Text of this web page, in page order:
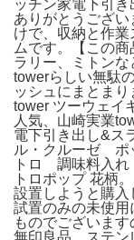
ッチン家電下引
ありがとうござ
けで、収納と作
ムです。【この
ラリー、ミトン
towerらしい無駄
ッシュにまとま
tower ツーウェイ
人気、山崎実業
電下引き出し&ス
ル・クルーゼ ポ
トロ 調味料入
トロポップ 花柄
設置しようと購入
試置のみの未使用
ものでございます
無印良品 ステン